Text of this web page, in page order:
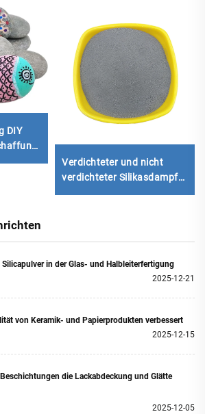
DIY
Verdichteter und nicht
verdichteter Silikasdampf
für Zement
in der Glas- und Halbleiterfertigung
2025-12-21
von Keramik- und Papierprodukten verbessert
2025-12-15
die Lackabdeckung und Glätte
2025-12-05